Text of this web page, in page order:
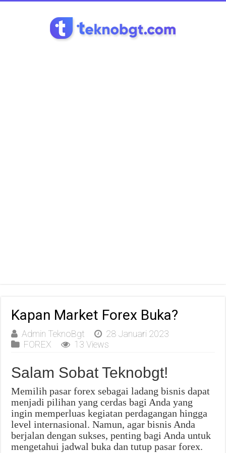
Kapan Market Forex Buka?
Admin TeknoBgt
28 Januari 2023
FOREX
13 Views
Salam Sobat Teknobgt!
Memilih pasar forex sebagai ladang bisnis dapat
menjadi pilihan yang cerdas bagi Anda yang
ingin memperluas kegiatan perdagangan hingga
level internasional. Namun, agar bisnis Anda
berjalan dengan sukses, penting bagi Anda untuk
mengetahui jadwal buka dan tutup pasar forex.